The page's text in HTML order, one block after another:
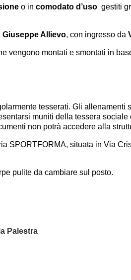
o in comodato d’uso gestiti
Giuseppe Allievo, con ingresso da
vengono montati e smontati in
tesserati. Gli allenamenti
muniti della tessera sociale
non potrà accedere alla
SPORTFORMA, situata in Via
pulite da cambiare sul posto.
Palestra